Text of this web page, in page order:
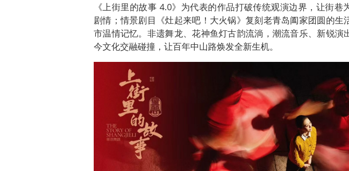
《上街里的故事 4.0》为代表的作品打破传统观演边界，让街巷
剧情；情景剧目《灶起来吧！大火锅》复刻老青岛阖家团圆的生
市温情记忆。非遗舞龙、花神鱼灯古韵流淌，潮流音乐、新锐演
今文化交融碰撞，让百年中山路焕发全新生机。